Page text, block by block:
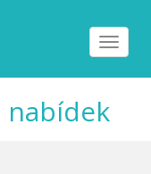
Toggle
nabídek